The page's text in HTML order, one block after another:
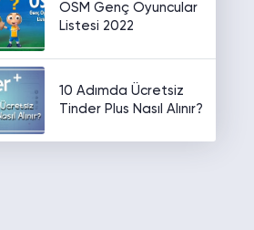
OSM Genç Oyuncular
Listesi 2022
10 Adımda Ücretsiz
Tinder Plus Nasıl Alınır?